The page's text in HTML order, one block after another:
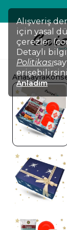
Alışveriş
için yasal
çerezler
Detaylı
Politikası
Anladım
Anasayfa